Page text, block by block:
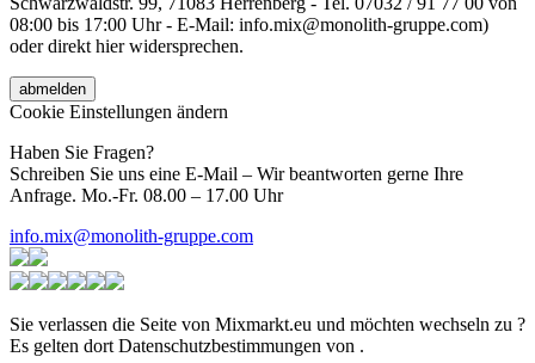
08:00 bis 17:00 Uhr - E-Mail: info.mix@monolith-gruppe.com)
oder direkt hier widersprechen.
Cookie Einstellungen ändern
Haben Sie Fragen?
Schreiben Sie uns eine E-Mail – Wir beantworten gerne Ihre
Anfrage. Mo.-Fr. 08.00 – 17.00 Uhr
info.mix@monolith-gruppe.com
Sie verlassen die Seite von Mixmarkt.eu und möchten wechseln zu ?
Es gelten dort Datenschutzbestimmungen von .